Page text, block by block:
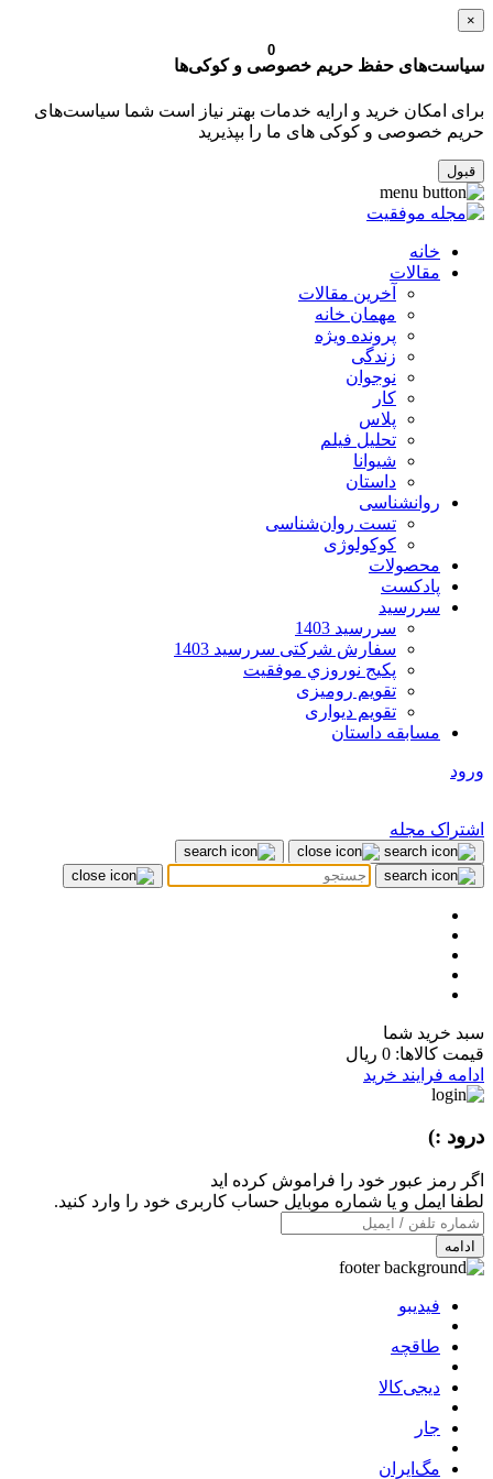
×
سیاست‌های حفظ حریم خصوصی و کوکی‌ها
برای امکان خرید و ارایه خدمات بهتر نیاز است شما سیاست‌های
حریم خصوصی و کوکی های ما را بپذیرید
قبول
خانه
مقالات
آخرین مقالات
مهمان خانه
پرونده ویژه
زندگی
نوجوان
کار
پلاس
تحلیل فیلم
شیوانا
داستان
روانشناسی
تست روان‌شناسی
کوکولوژی
محصولات
پادکست
سررسید
سررسید 1403
سفارش شرکتی سررسید 1403
پکيج نوروزي موفقيت
تقویم رومیزی
تقویم دیواری
مسابقه داستان
ورود
اشتراک مجله
0
سبد خرید شما
قیمت کالاها: 0 ریال
ادامه فرایند خرید
درود :)
اگر رمز عبور خود را فراموش کرده اید
لطفا ایمل و یا شماره موبایل حساب کاربری خود را وارد کنید.
ادامه
فیدیبو
طاقچه
دیجی‌کالا
جار
مگ‌ایران